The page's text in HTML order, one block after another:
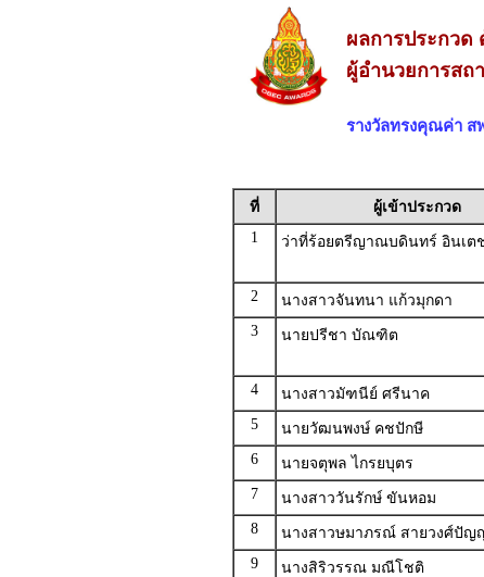
ผลการประกวด
ผู้อำนวยการสถ
รางวัลทรงคุณค่า ส
ที่ ผู้เข้าประกวด
1
ว่าที่ร้อยตรีญาณบดินทร์ อินเต
2 นางสาวจันทนา แก้วมุกดา
3
นายปรีชา บัณฑิต
4 นางสาวมัฑนีย์ ศรีนาค
5
นายวัฒนพงษ์ คชปักษี
6
นายจตุพล ไกรยบุตร
7
นางสาววันรักษ์ ขันหอม
8
นางสาวษมาภรณ์ สายวงศ์ปัญ
9
นางสิริวรรณ มณีโชติ